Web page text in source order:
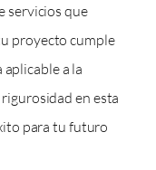
servicios que
proyecto cumple
a la
en esta
para tu futuro